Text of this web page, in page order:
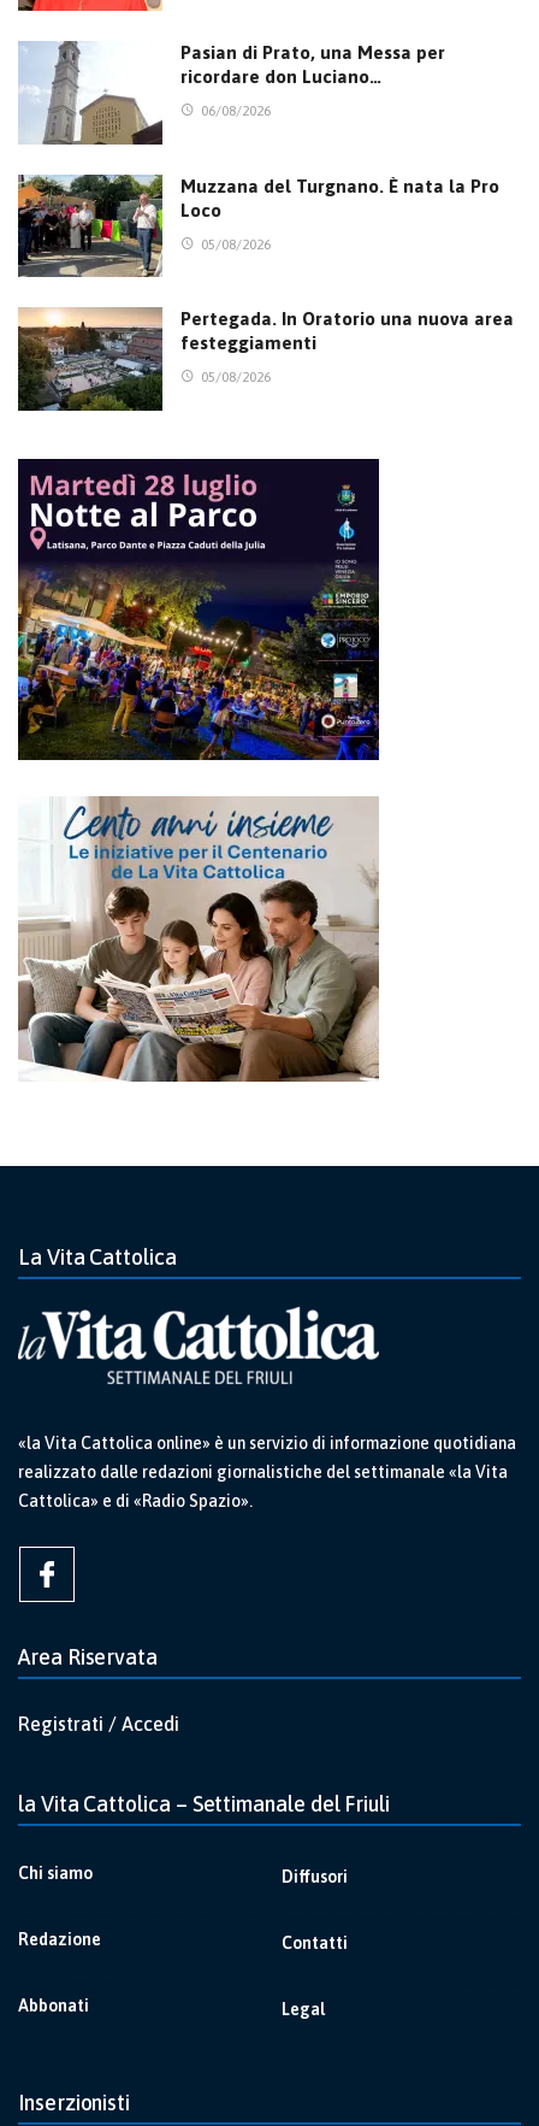
Pasian di Prato, una Messa per
ricordare don Luciano…
06/08/2026
Muzzana del Turgnano. È nata la Pro
Loco
05/08/2026
Pertegada. In Oratorio una nuova area
festeggiamenti
05/08/2026
La Vita Cattolica
«la Vita Cattolica online» è un servizio di informazione quotidiana
realizzato dalle redazioni giornalistiche del settimanale «la Vita
Cattolica» e di «Radio Spazio».
Area Riservata
Registrati / Accedi
la Vita Cattolica – Settimanale del Friuli
Chi siamo
Redazione
Abbonati
Diffusori
Contatti
Legal
Inserzionisti